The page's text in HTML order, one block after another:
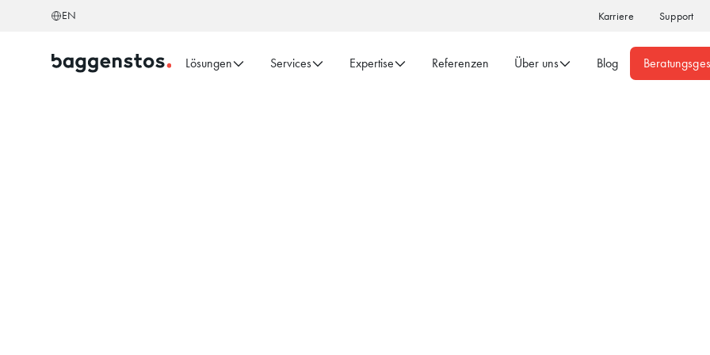
EN Karriere Support
Lösungen Services Expertise Referenzen Über uns Blog